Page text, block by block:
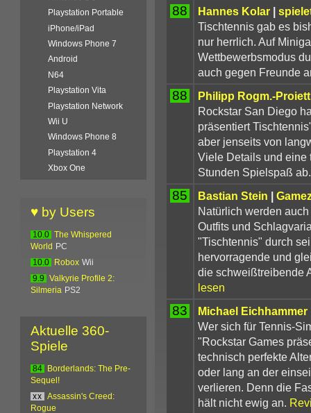
88 Hannes Kolar|
Tischtennis gab es
nur herrlich. Auf
Wettbewerbsmodus
auch gegen Freunde
88
Philipp Rogm.-
Rockstar San Diego
präsentiert
aber jenseits von
Viele Details und eine
Stunden Spielspaß ab.
85 Bastian Stein |
Natürlich werden
Outfits und
"Tischtennis" durch
hervorragende und
die schweißtreibende
lesen
83 Michael Eichhammer
Wer sich für Tennis-
"Rockstar Games
technisch perfekte
oder lang an der
verlieren. Denn die
hält nicht ewig an.
Playstation Portable
iPhone/iPad
Windows Phone 7
Android
N64
Playstation Vita
Playstation Network
Wii U
Windows Phone 8
Playstation 4
Xbox One
♥ by Users
10.0
The Whispered
World
PC
10.0
Robox Wii
9.9
Valkyrie Profile 2:
Silmeria PS2
Aktuelle 360-
Spiele
84
Borderlands: The Pre-
Sequel!
xx
Assassin's Creed:
Rogue